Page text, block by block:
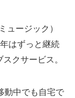
ュージック）
はずっと継続
クサービス。
動中でも自宅で